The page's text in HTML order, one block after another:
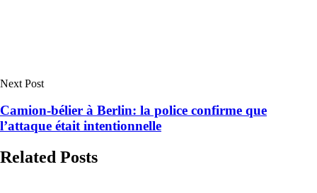
Next Post
Camion-bélier à Berlin: la police confirme que
l’attaque était intentionnelle
Related Posts